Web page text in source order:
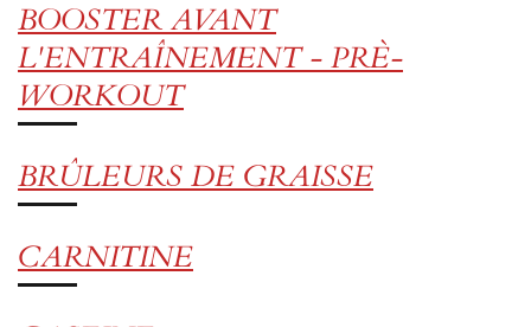
BOOSTER AVANT
L'ENTRAÎNEMENT - PRÈ-
WORKOUT
BRÛLEURS DE GRAISSE
CARNITINE